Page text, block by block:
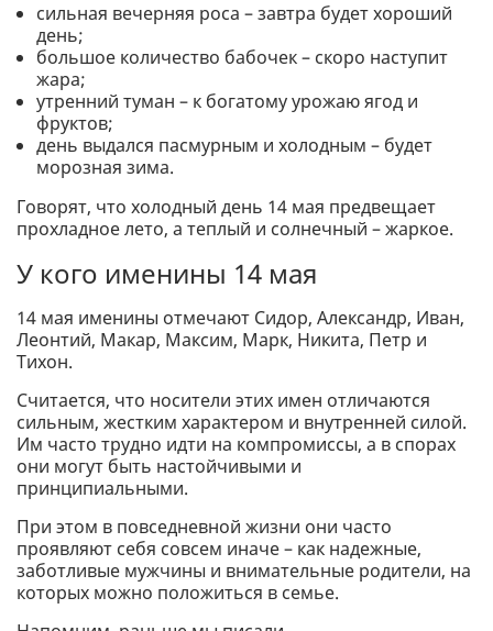
сильная вечерняя роса – завтра будет хороший
день;
большое количество бабочек – скоро наступит
жара;
утренний туман – к богатому урожаю ягод и
фруктов;
день выдался пасмурным и холодным – будет
морозная зима.
Говорят, что холодный день 14 мая предвещает
прохладное лето, а теплый и солнечный – жаркое.
У кого именины 14 мая
14 мая именины отмечают Сидор, Александр, Иван,
Леонтий, Макар, Максим, Марк, Никита, Петр и
Тихон.
Считается, что носители этих имен отличаются
сильным, жестким характером и внутренней силой.
Им часто трудно идти на компромиссы, а в спорах
они могут быть настойчивыми и
принципиальными.
При этом в повседневной жизни они часто
проявляют себя совсем иначе – как надежные,
заботливые мужчины и внимательные родители, на
которых можно положиться в семье.